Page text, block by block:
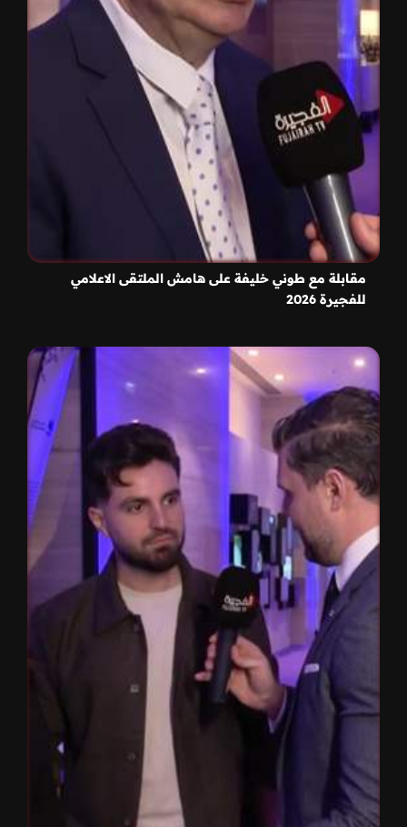
مقابلة مع طوني خليفة على هامش الملتقى الاعلامي
للفجيرة 2026